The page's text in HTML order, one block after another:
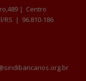
| Centro
RS | 96.810-186